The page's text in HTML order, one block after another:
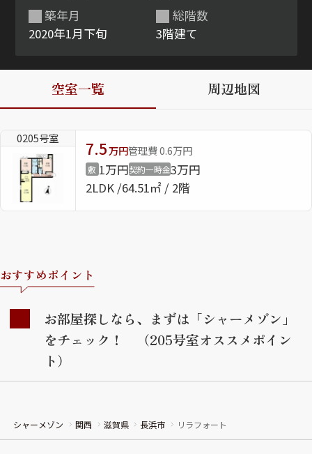
お問い合わせ・よくある質問
シャーメゾンライフ CLUB
シャーメゾンライフ GUARD
らくらくプラチナ
築年月
2020年1月下旬
総階数
3階建て
空室一覧 周辺地図
0205号室
7.5万円管理費 0.6万円
敷 1万円契約一時金3万円
2LDK 64.51㎡ / 2階
おすすめポイント
お部屋探しなら、まずは「シャーメゾン」
をチェック！ （205号室オススメポイン
ト）
シャーメゾン 関西 滋賀県 長浜市 リラフォート